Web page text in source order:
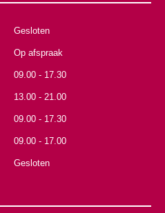
Gesloten
Op afspraak
09.00 - 17.30
13.00 - 21.00
09.00 - 17.30
09.00 - 17.00
Gesloten